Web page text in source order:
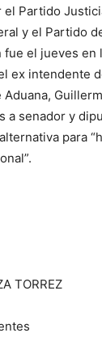
el Partido
y el Partido
el jueves en
ex intendente
a senador y
para
TORREZ